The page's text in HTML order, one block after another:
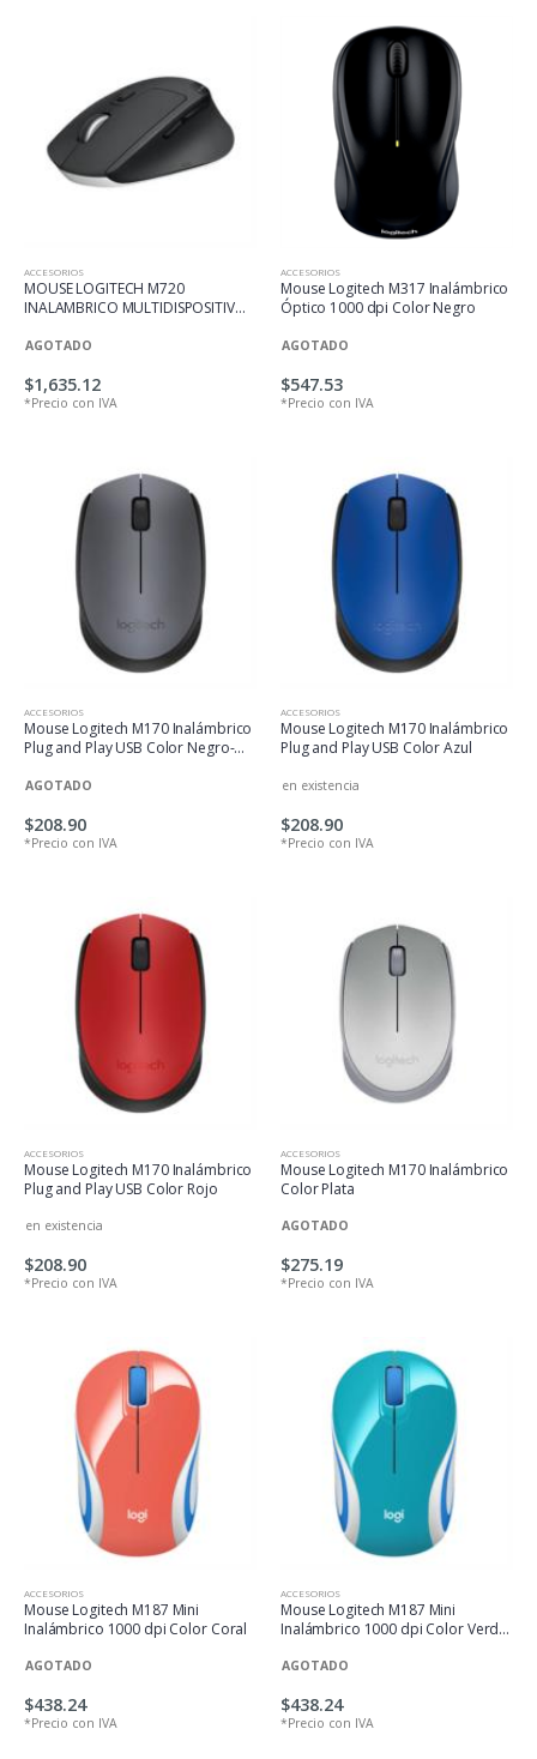
ACCESORIOS
MOUSE LOGITECH M720
INALAMBRICO MULTIDISPOSITIVO
AGOTADO
$1,635.12
*Precio con IVA
ACCESORIOS
Mouse Logitech M317 Inalámbrico
Óptico 1000 dpi Color Negro
AGOTADO
$547.53
*Precio con IVA
ACCESORIOS
Mouse Logitech M170 Inalámbrico
Plug and Play USB Color Negro-
AGOTADO
$208.90
*Precio con IVA
ACCESORIOS
Mouse Logitech M170 Inalámbrico
Plug and Play USB Color Azul
en existencia
$208.90
*Precio con IVA
ACCESORIOS
Mouse Logitech M170 Inalámbrico
Plug and Play USB Color Rojo
en existencia
$208.90
*Precio con IVA
ACCESORIOS
Mouse Logitech M170 Inalámbrico
Color Plata
AGOTADO
$275.19
*Precio con IVA
ACCESORIOS
Mouse Logitech M187 Mini
Inalámbrico 1000 dpi Color Coral
AGOTADO
$438.24
*Precio con IVA
ACCESORIOS
Mouse Logitech M187 Mini
Inalámbrico 1000 dpi Color Verde
AGOTADO
$438.24
*Precio con IVA